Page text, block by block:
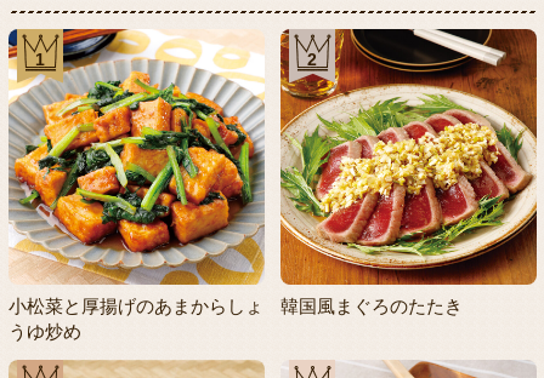
1
小松菜と厚揚げのあまからしょ
うゆ炒め
2
韓国風まぐろのたたき